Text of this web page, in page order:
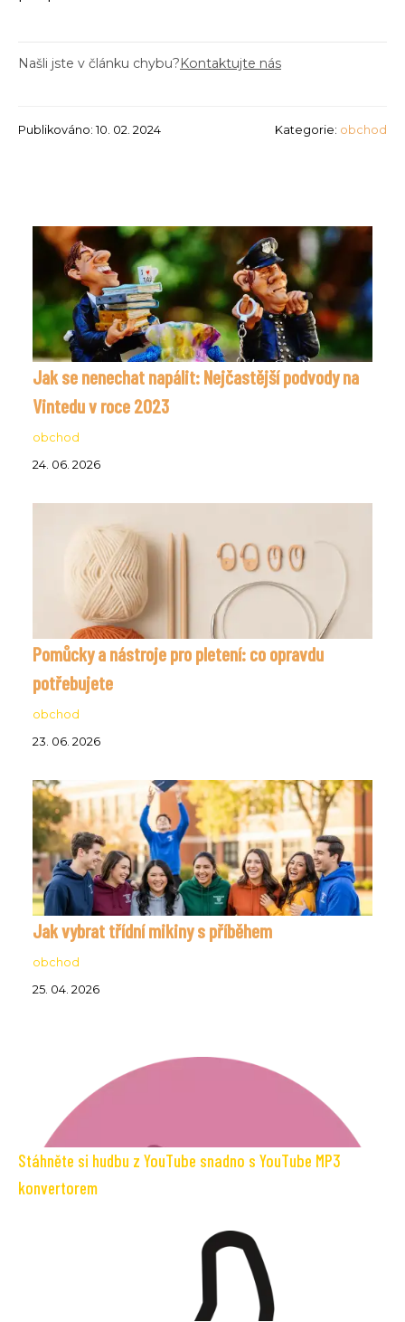
Našli jste v článku chybu?Kontaktujte nás
Publikováno: 10. 02. 2024 Kategorie: obchod
Jak se nenechat napálit: Nejčastější podvody na
Vintedu v roce 2023
obchod
24. 06. 2026
Pomůcky a nástroje pro pletení: co opravdu
potřebujete
obchod
23. 06. 2026
Jak vybrat třídní mikiny s příběhem
obchod
25. 04. 2026
Stáhněte si hudbu z YouTube snadno s YouTube MP3
konvertorem